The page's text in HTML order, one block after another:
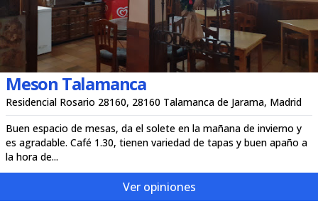
Meson Talamanca
Residencial Rosario 28160, 28160 Talamanca de Jarama, Madrid
Buen espacio de mesas, da el solete en la mañana de invierno y
es agradable. Café 1.30, tienen variedad de tapas y buen apaño a
la hora de...
Ver opiniones